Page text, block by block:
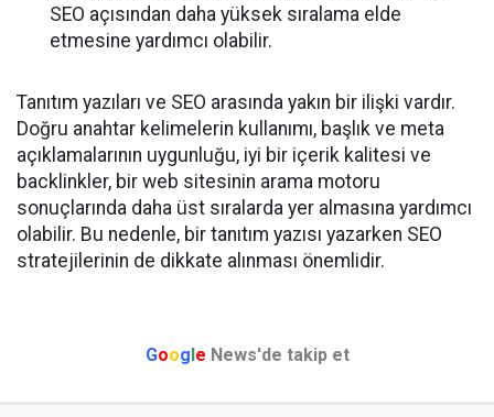
SEO açısından daha yüksek sıralama elde
etmesine yardımcı olabilir.
Tanıtım yazıları ve SEO arasında yakın bir ilişki vardır.
Doğru anahtar kelimelerin kullanımı, başlık ve meta
açıklamalarının uygunluğu, iyi bir içerik kalitesi ve
backlinkler, bir web sitesinin arama motoru
sonuçlarında daha üst sıralarda yer almasına yardımcı
olabilir. Bu nedenle, bir tanıtım yazısı yazarken SEO
stratejilerinin de dikkate alınması önemlidir.
Google News'de takip et